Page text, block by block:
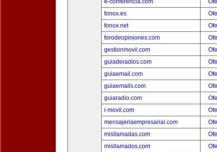
e-conferencia.com
fonox.es
fonox.net
forodeopiniones.com
gestionmovil.com
guiaderadios.com
guiaemail.com
guiaemails.com
guiaradio.com
i-movil.com
mensajeriaempresarial.com
misllamadas.com
misllamados.com